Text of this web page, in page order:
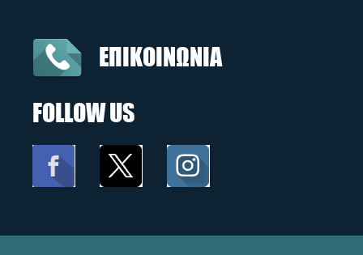
ΕΠΙΚΟΙΝΩΝΙΑ
FOLLOW US